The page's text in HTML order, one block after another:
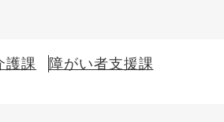
護課 障がい者支援課